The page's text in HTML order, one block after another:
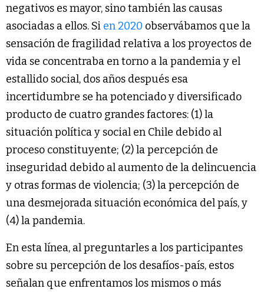
negativos es mayor, sino también las causas
asociadas a ellos. Si en 2020 observábamos que la
sensación de fragilidad relativa a los proyectos de
vida se concentraba en torno a la pandemia y el
estallido social, dos años después esa
incertidumbre se ha potenciado y diversificado
producto de cuatro grandes factores: (1) la
situación política y social en Chile debido al
proceso constituyente; (2) la percepción de
inseguridad debido al aumento de la delincuencia
y otras formas de violencia; (3) la percepción de
una desmejorada situación económica del país, y
(4) la pandemia.
En esta línea, al preguntarles a los participantes
sobre su percepción de los desafíos-país, estos
señalan que enfrentamos los mismos o más